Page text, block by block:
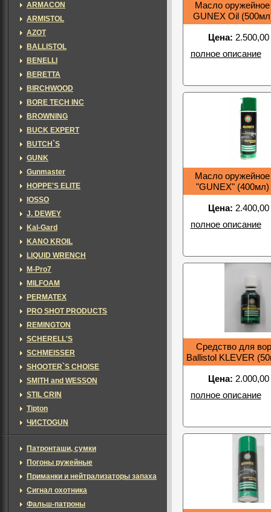
Масло оружейное
GUNEX Oil
Цена:
полное описание
Масло оружейное
"GUNEX" (400мл)
Цена:
полное описание
Средство для
Ballistol KLEVER
Цена:
полное описание
ARMACON
ARMISTOL
AZOT
BALLISTOL
BENELLI
BERETTA
BIRCHWOOD
BORE TECH INC
BROWNING
BUCK EXPERT
BUTCH`S
GUNK
Gunmaster
HOPPE'S ELITE
IOSSO
J. DEWEY
Kal-Gard
KANO KROIL
LIQUID WRENCH
M-Pro7
MILFOAM
PERMATEX
PRO SHOT PRODUCTS
REMINGTON
SCHERELL'S
SCHMEISSER
SHOOTER`S CHOISE
SMITH and WESSON
STIL CRIN
Tipton
ЧИСТОGUN
Патронташи, сумки
Погоны ружейные
Приманки и нейтрализаторы запаха
Сигнал охотника
Фальш-патроны